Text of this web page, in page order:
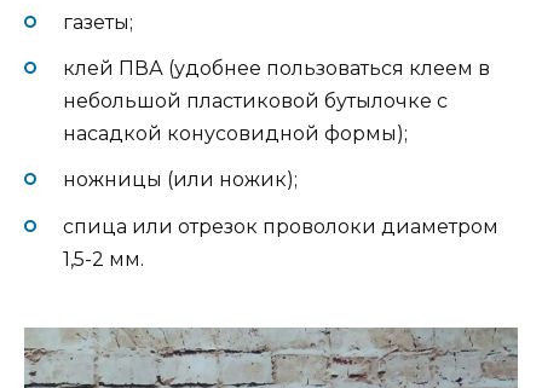
газеты;
клей ПВА (удобнее пользоваться клеем в
небольшой пластиковой бутылочке с
насадкой конусовидной формы);
ножницы (или ножик);
спица или отрезок проволоки диаметром
1,5-2 мм.